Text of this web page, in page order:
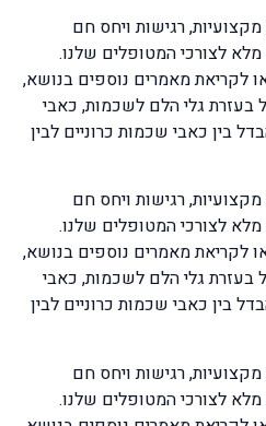
רגישות ויחס חם
לצורכי המטופלים שלנו.
לקריאת מאמרים נוספים בנושא,
בעזרת גלי הלם לשכמות, כאבי
בין כאבי שכמות כרוניים לבין
רגישות ויחס חם
לצורכי המטופלים שלנו.
לקריאת מאמרים נוספים בנושא,
בעזרת גלי הלם לשכמות, כאבי
בין כאבי שכמות כרוניים לבין
רגישות ויחס חם
לצורכי המטופלים שלנו.